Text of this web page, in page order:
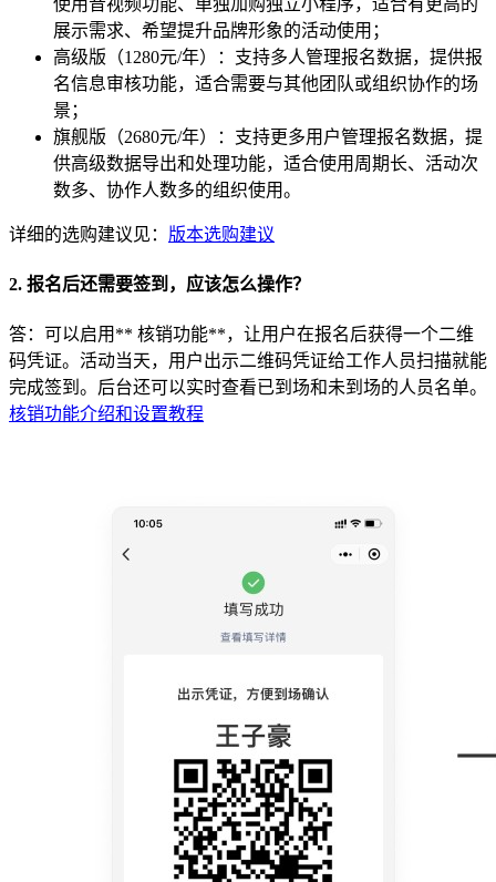
展示需求、希望提升品牌形象的活动使用；
高级版（1280元/年）：支持多人管理报名数据，提供报
名信息审核功能，适合需要与其他团队或组织协作的场
景；
旗舰版（2680元/年）：支持更多用户管理报名数据，提
供高级数据导出和处理功能，适合使用周期长、活动次
数多、协作人数多的组织使用。
详细的选购建议见： 版本选购建议
2. 报名后还需要签到，应该怎么操作？
答：可以启用** 核销功能**，让用户在报名后获得一个二维
码凭证。活动当天，用户出示二维码凭证给工作人员扫描就能
完成签到。后台还可以实时查看已到场和未到场的人员名单。
核销功能介绍和设置教程